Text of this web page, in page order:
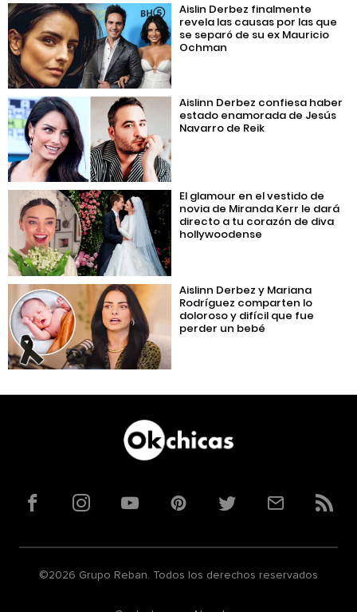
Aislin Derbez finalmente
revela las causas por las que
se separó de su ex Mauricio
Ochman
Aislinn Derbez confiesa haber
estado enamorada de Jesús
Navarro de Reik
El glamour en el vestido de
novia de Miranda Kerr le dará
directo a tu corazón de diva
hollywoodense
Aislinn Derbez y Mariana
Rodríguez comparten lo
doloroso y difícil que fue
perder un bebé
FacebookInstagramYouTubePinterestTwitterCorreoRSS
©2026 Grupo Reban. Todos los derechos reservados